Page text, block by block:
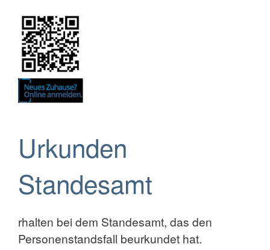
Urkunden
Standesamt
rhalten bei dem Standesamt, das den
Personenstandsfall beurkundet hat.